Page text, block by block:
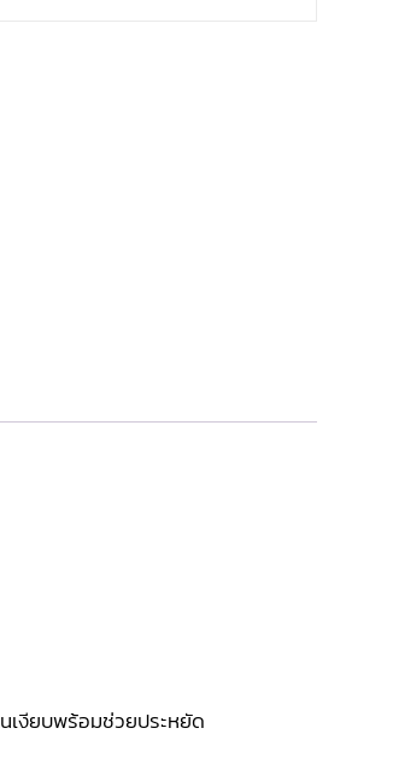
เงียบพร้อมช่วยประหยัด